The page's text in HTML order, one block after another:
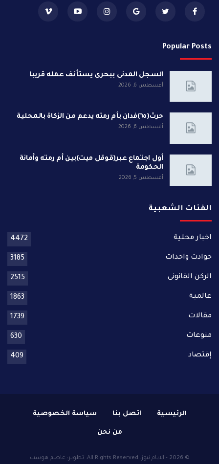
Popular Posts
السجل المدنى ببحرى يستأنف عمله قريبا
أغسطس 6, 2026
حرث(٦٥)فدان بأم رمته يدعم من الزكاة بالمحلية
أغسطس 6, 2026
أول اجتماع عبر(قوقل ميت)بين أم رمته وأمانة
الحكومة
أغسطس 5, 2026
الفئات الشعبية
اخبار محلية 4472
حوادث واحداث 3185
الركن القانونى 2515
عالمية 1863
مقالات 1739
منوعات 630
إقتصاد 409
الرئيسية اتصل بنا سياسة الخصوصية
من نحن
© 2026 - الايام نيوز. All Rights Reserved. تطوير: عاصم هوست